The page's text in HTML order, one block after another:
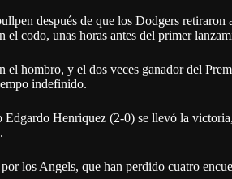
después de que los Dodgers retiraron
codo, unas horas antes del primer
el hombro, y el dos veces ganador del
indefinido.
Edgardo Henriquez (2-0) se llevó la
los Angels, que han perdido cuatro